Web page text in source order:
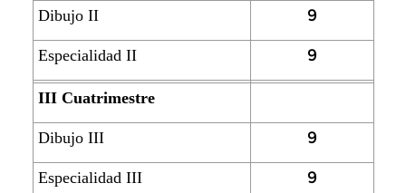
Dibujo II 9
Especialidad II 9
III Cuatrimestre
Dibujo III 9
Especialidad III 9